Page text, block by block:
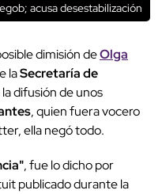
acusa desestabilización
dimisión deOlga
laSecretaría de
difusión de unos
, quien fuera vocero
ella negó todo.
, fue lo dicho por
publicado durante la